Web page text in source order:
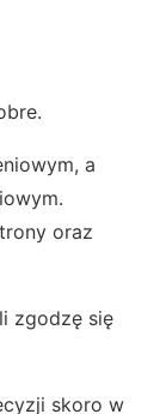
a
oraz
zgodzę się
skoro w